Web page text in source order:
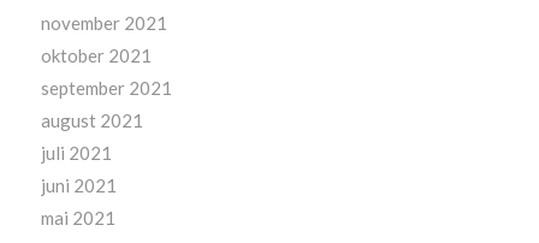
november 2021
oktober 2021
september 2021
august 2021
juli 2021
juni 2021
mai 2021